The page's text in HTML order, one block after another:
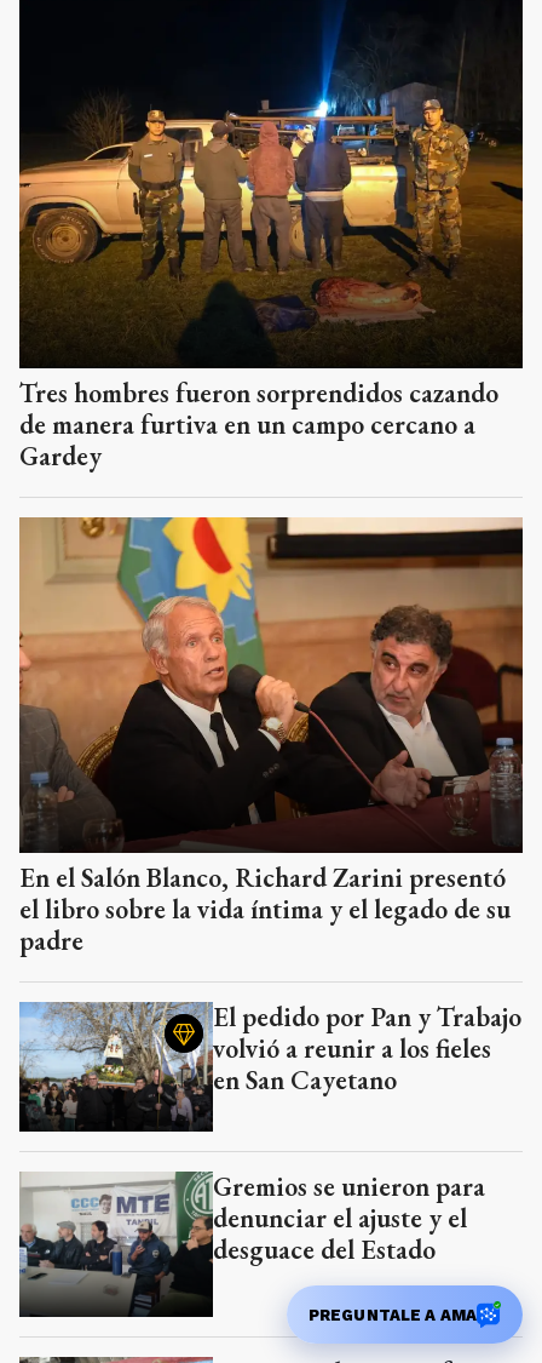
Tres hombres fueron sorprendidos cazando
de manera furtiva en un campo cercano a
Gardey
En el Salón Blanco, Richard Zarini presentó
el libro sobre la vida íntima y el legado de su
padre
El pedido por Pan y Trabajo
volvió a reunir a los fieles
en San Cayetano
Gremios se unieron para
denunciar el ajuste y el
desguace del Estado
PREGUNTALE A AMA